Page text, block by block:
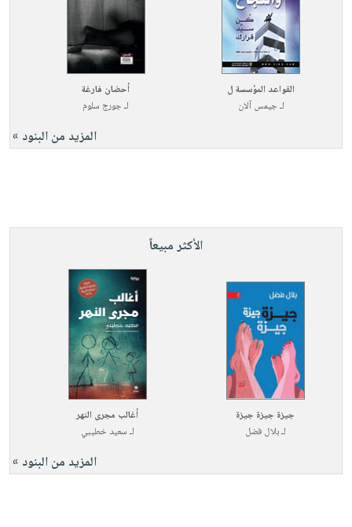
القواعد المؤسسة ل
لـجيمس آلان
أحضان فارغة
لـجورج سلوم
المزيد من البنود »
الأكثر مبيعاً
جيزة جيزة جيزة
لـبلال فضل
أغالب مجرى النهر
لـسعيد خطيبي
المزيد من البنود »